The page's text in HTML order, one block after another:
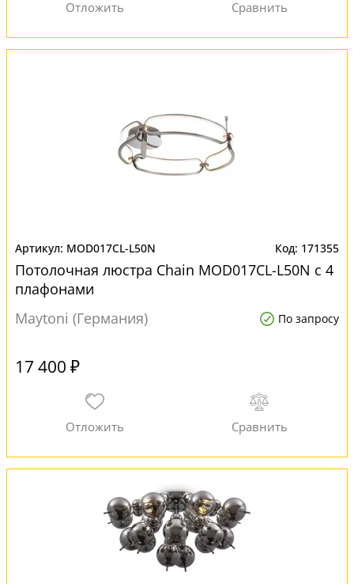
MOD017CL-L50N 171355
Потолочная люстра Chain MOD017CL-L50N с 4
плафонами
Maytoni (Германия)
По запросу
17 400 ₽